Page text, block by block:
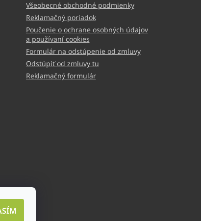
Všeobecné obchodné podmienky
Reklamačný poriadok
Poučenie o ochrane osobných údajov
a používaní cookies
Formulár na odstúpenie od zmluvy
Odstúpiť od zmluvy tu
Reklamačný formulár